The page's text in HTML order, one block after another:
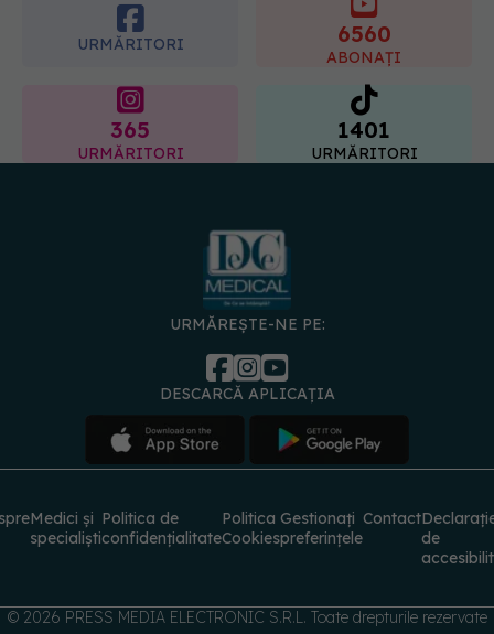
URMĂRITORI 6560
ABONAȚI
365
URMĂRITORI
1401
URMĂRITORI
URMĂREȘTE-NE PE:
DESCARCĂ APLICAȚIA
Medici și
specialiști
Politica de
confidențialitate
Politica
Cookies
Gestionați
preferințele
Contact
de
© 2026 PRESS MEDIA ELECTRONIC S.R.L. Toate drepturile rezervate